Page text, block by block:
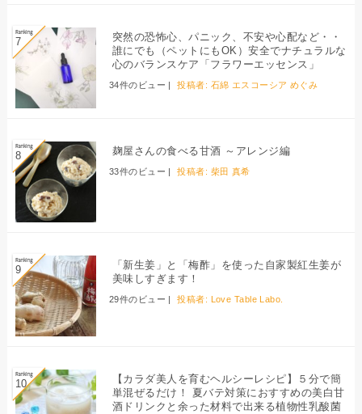
突然の恐怖心、パニック、不安や心配など・・
誰にでも（ペットにもOK）安全でナチュラルな
心のバランスケア「フラワーエッセンス」
34件のビュー | 投稿者: 石綿 エスコーシア めぐみ
麹屋さんの食べる甘酒 ～アレンジ編
33件のビュー | 投稿者: 柴田 真希
「新生姜」と「梅酢」を使った自家製紅生姜が
美味しすぎます！
29件のビュー | 投稿者: Love Table Labo.
【カラダ美人を育むヘルシーレシピ】５分で簡
単混ぜるだけ！ 夏バテ対策におすすめの美白甘
酒ドリンクと余った材料で出来る植物性乳酸菌